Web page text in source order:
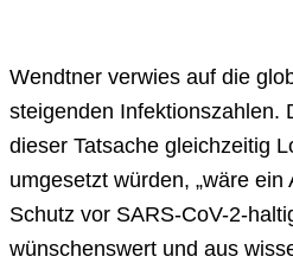
Wendtner verwies auf die
steigenden Infektionszahlen.
dieser Tatsache gleichzeitig
umgesetzt würden, „wäre
Schutz vor SARS-CoV-2-
wünschenswert und aus